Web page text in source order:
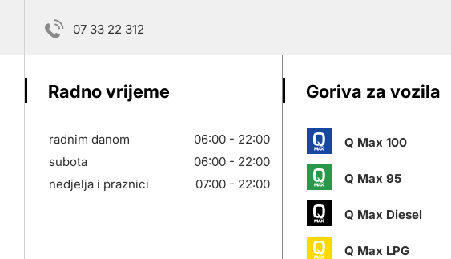
07 33 22 312
Radno vrijeme
radnim danom
06:00 - 22:00
subota
06:00 - 22:00
nedjelja i praznici
07:00 - 22:00
Goriva za vozila
Q Max 100
Q Max 95
Q Max Diesel
Q Max LPG